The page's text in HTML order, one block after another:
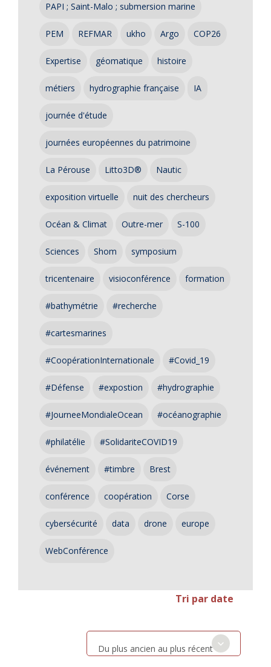
PAPI ; Saint-Malo ; submersion marine
PEM REFMAR ukho Argo COP26
Expertise géomatique histoire
métiers hydrographie française IA
journée d'étude
journées européennes du patrimoine
La Pérouse Litto3D® Nautic
exposition virtuelle nuit des chercheurs
Océan & Climat Outre-mer S-100
Sciences Shom symposium
tricentenaire visioconférence formation
#bathymétrie #recherche
#cartesmarines
#CoopérationInternationale #Covid_19
#Défense #expostion #hydrographie
#JourneeMondialeOcean #océanographie
#philatélie #SolidariteCOVID19
événement #timbre Brest
conférence coopération Corse
cybersécurité data drone europe
WebConférence
Tri par date
Du plus ancien au plus récent